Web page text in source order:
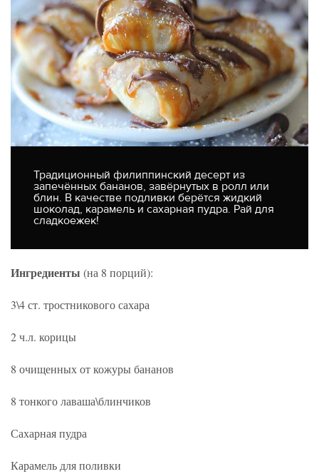
Традиционный филиппинский десерт из
запечённых бананов, завёрнутых в ролл или
блин. В качестве подливки берётся жидкий
шоколад, карамель и сахарная пудра. Рай для
сладкоежек!
Ингредиенты (на 8 порций):
3\4 ст. тростникового сахара
2 ч.л. корицы
8 очищенных от кожуры бананов
8 тонкого лаваша\блинчиков
Сахарная пудра
Карамель для поливки